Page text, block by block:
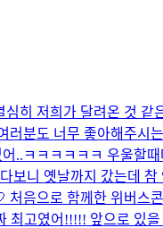
히 저희가 달려온 것 같
러분도 너무 좋아해주시
..ㅋㅋㅋㅋㅋㅋ 우울할
보니 옛날까지 갔는데
처음으로 함께한 위버스
최고였어!!!!! 앞으로 있